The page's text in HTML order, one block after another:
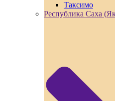
Таксимо
Республика Саха